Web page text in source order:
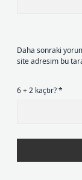
Daha sonraki
site adresim bu
6 + 2 kaçtır?*